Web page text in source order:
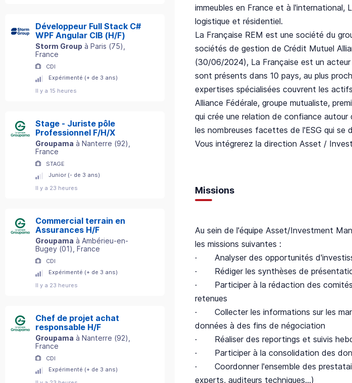
Développeur Full Stack C#
WPF Angular CIB (H/F)
Storm Group à Paris (75)
France
CDI
Expérimenté (+ de 3 ans)
Il y a 15 heures
Stage - Juriste pôle
Professionnel F/H/X
Groupama à Nanterre (92)
France
STAGE
Junior (- de 3 ans)
Il y a 23 heures
Commercial terrain en
Assurances H/F
Groupama à Ambérieu-en-
Bugey (01) , France
CDI
Expérimenté (+ de 3 ans)
Il y a 23 heures
Chef de projet achat
responsable H/F
Groupama à Nanterre (92)
France
CDI
Expérimenté (+ de 3 ans)
immeubles en France et à l'international,
logistique et résidentiel.
La Française REM est une société du
sociétés de gestion de Crédit Mutuel
(30/06/2024), La Française est un
sont présents dans 10 pays, au plus
expertises spécialisées couvrent les
Alliance Fédérale, groupe mutualiste,
qui crée une relation de confiance
les nombreuses facettes de l'ESG qui
Vous intégrerez la direction Asset /
Missions
Au sein de l'équipe Asset/Investment
les missions suivantes :
· Analyser des opportunités
· Rédiger les synthèses de
· Participer à la rédaction des comités
retenues
· Collecter les informations sur les
données à des fins de négociation
· Réaliser des reportings et suivis
· Participer à la consolidation des
· Coordonner l'ensemble des
experts, auditeurs techniques...)